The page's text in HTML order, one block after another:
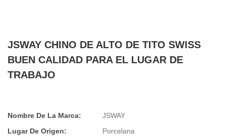
JSWAY CHINO DE ALTO DE TITO SWISS
BUEN CALIDAD PARA EL LUGAR DE
TRABAJO
Nombre De La Marca:
JSWAY
Lugar De Origen:
Porcelana